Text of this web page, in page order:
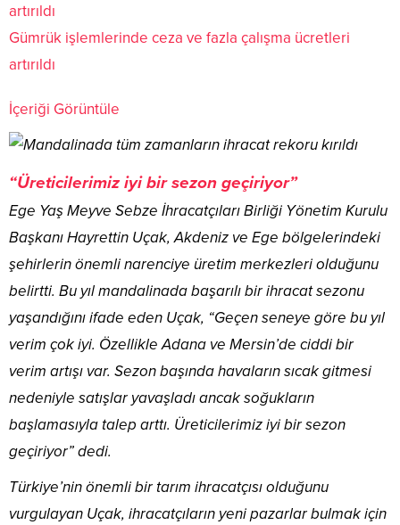
Gümrük işlemlerinde ceza ve fazla çalışma ücretleri
artırıldı
İçeriği Görüntüle
“Üreticilerimiz iyi bir sezon geçiriyor”
Ege Yaş Meyve Sebze İhracatçıları Birliği Yönetim Kurulu
Başkanı Hayrettin Uçak, Akdeniz ve Ege bölgelerindeki
şehirlerin önemli narenciye üretim merkezleri olduğunu
belirtti. Bu yıl mandalinada başarılı bir ihracat sezonu
yaşandığını ifade eden Uçak, “Geçen seneye göre bu yıl
verim çok iyi. Özellikle Adana ve Mersin’de ciddi bir
verim artışı var. Sezon başında havaların sıcak gitmesi
nedeniyle satışlar yavaşladı ancak soğukların
başlamasıyla talep arttı. Üreticilerimiz iyi bir sezon
geçiriyor” dedi.
Türkiye’nin önemli bir tarım ihracatçısı olduğunu
vurgulayan Uçak, ihracatçıların yeni pazarlar bulmak için